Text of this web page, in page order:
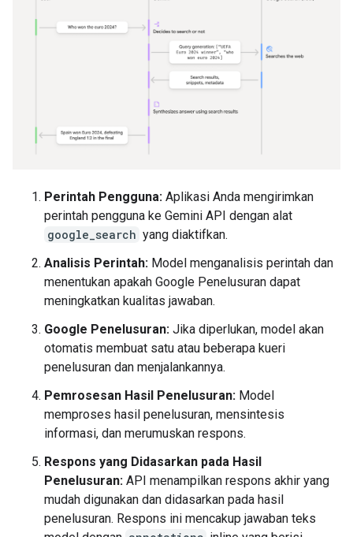
Perintah Pengguna: Aplikasi Anda mengirimkan
perintah pengguna ke Gemini API dengan alat
google_search yang diaktifkan.
Analisis Perintah: Model menganalisis perintah dan
menentukan apakah Google Penelusuran dapat
meningkatkan kualitas jawaban.
Google Penelusuran: Jika diperlukan, model akan
otomatis membuat satu atau beberapa kueri
penelusuran dan menjalankannya.
Pemrosesan Hasil Penelusuran: Model
memproses hasil penelusuran, mensintesis
informasi, dan merumuskan respons.
Respons yang Didasarkan pada Hasil
Penelusuran: API menampilkan respons akhir yang
mudah digunakan dan didasarkan pada hasil
penelusuran. Respons ini mencakup jawaban teks